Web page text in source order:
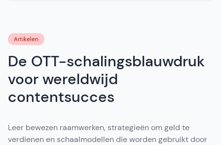
Artikelen
De OTT-schalingsblauwdruk
voor wereldwijd
contentsucces
Leer bewezen raamwerken, strategieën om geld te
verdienen en schaalmodellen die worden gebruikt door